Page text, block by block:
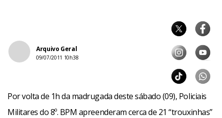
Arquivo Geral
09/07/2011 10h38
Por volta de 1h da madrugada deste sábado (09), Policiais
Militares do 8º. BPM apreenderam cerca de 21 “trouxinhas”